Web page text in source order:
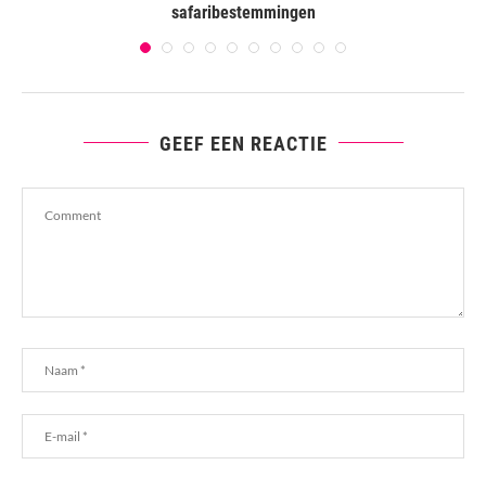
safaribestemmingen
GEEF EEN REACTIE